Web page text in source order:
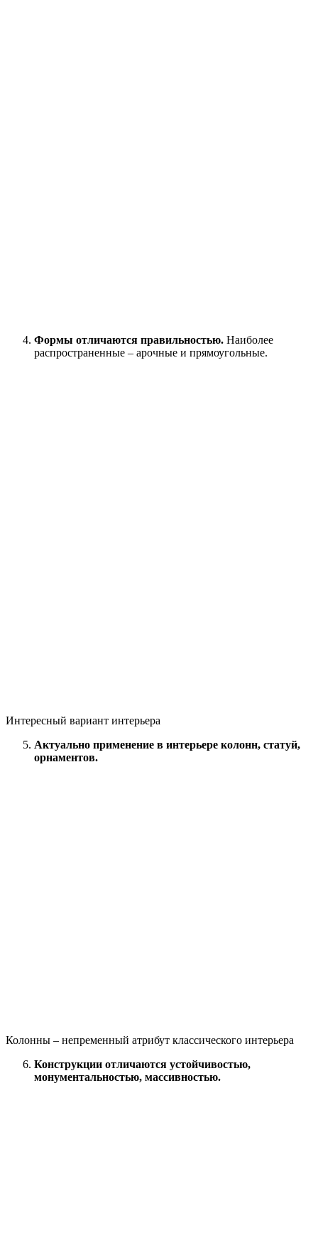
Формы отличаются правильностью. Наиболее
распространенные – арочные и прямоугольные.
Интересный вариант интерьера
Актуально применение в интерьере колонн, статуй,
орнаментов.
Колонны – непременный атрибут классического интерьера
Конструкции отличаются устойчивостью,
монументальностью, массивностью.